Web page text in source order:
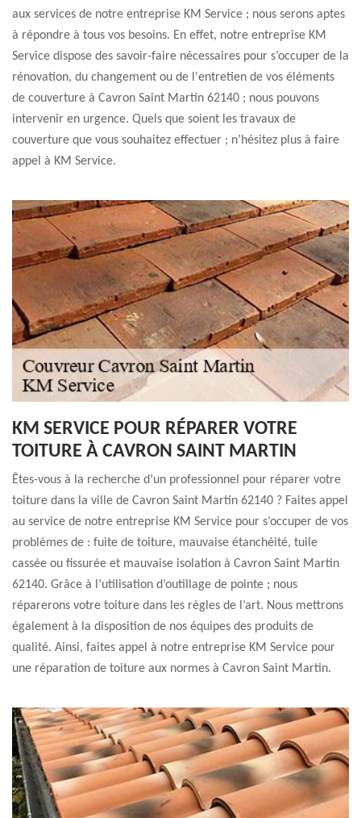
aux services de notre entreprise KM Service ; nous serons aptes
à répondre à tous vos besoins. En effet, notre entreprise KM
Service dispose des savoir-faire nécessaires pour s’occuper de la
rénovation, du changement ou de l'entretien de vos éléments
de couverture à Cavron Saint Martin 62140 ; nous pouvons
intervenir en urgence. Quels que soient les travaux de
couverture que vous souhaitez effectuer ; n’hésitez plus à faire
appel à KM Service.
KM SERVICE POUR RÉPARER VOTRE
TOITURE À CAVRON SAINT MARTIN
Êtes-vous à la recherche d’un professionnel pour réparer votre
toiture dans la ville de Cavron Saint Martin 62140 ? Faites appel
au service de notre entreprise KM Service pour s’occuper de vos
problèmes de : fuite de toiture, mauvaise étanchéité, tuile
cassée ou fissurée et mauvaise isolation à Cavron Saint Martin
62140. Grâce à l’utilisation d’outillage de pointe ; nous
réparerons votre toiture dans les règles de l’art. Nous mettrons
également à la disposition de nos équipes des produits de
qualité. Ainsi, faites appel à notre entreprise KM Service pour
une réparation de toiture aux normes à Cavron Saint Martin.